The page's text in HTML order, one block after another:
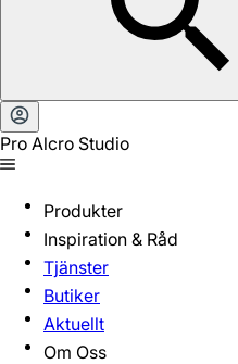
Pro Alcro Studio
Produkter
Inspiration & Råd
Tjänster
Butiker
Aktuellt
Om Oss